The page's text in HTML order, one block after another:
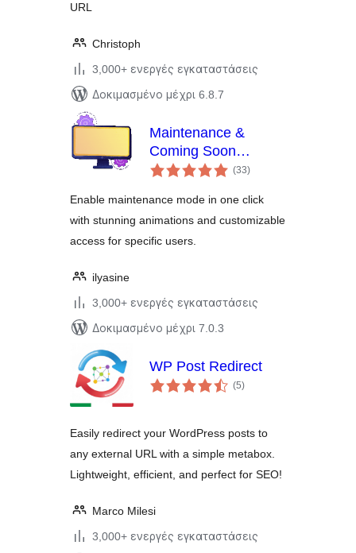
URL
Christoph
3,000+ ενεργές εγκαταστάσεις
Δοκιμασμένο μέχρι 6.8.7
Maintenance &
Coming Soon
Redirect Animation
(33αξιολογήσεις
σύνολο
)
Enable maintenance mode in one click
with stunning animations and customizable
access for specific users.
ilyasine
3,000+ ενεργές εγκαταστάσεις
Δοκιμασμένο μέχρι 7.0.3
WP Post Redirect
(5αξιολογήσεις
σύνολο
)
Easily redirect your WordPress posts to
any external URL with a simple metabox.
Lightweight, efficient, and perfect for SEO!
Marco Milesi
3,000+ ενεργές εγκαταστάσεις